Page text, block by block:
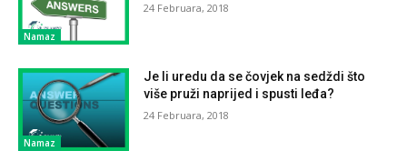
Namaz
24 Februara, 2018
Namaz
Je li uredu da se čovjek na sedždi što
više pruži naprijed i spusti leđa?
24 Februara, 2018